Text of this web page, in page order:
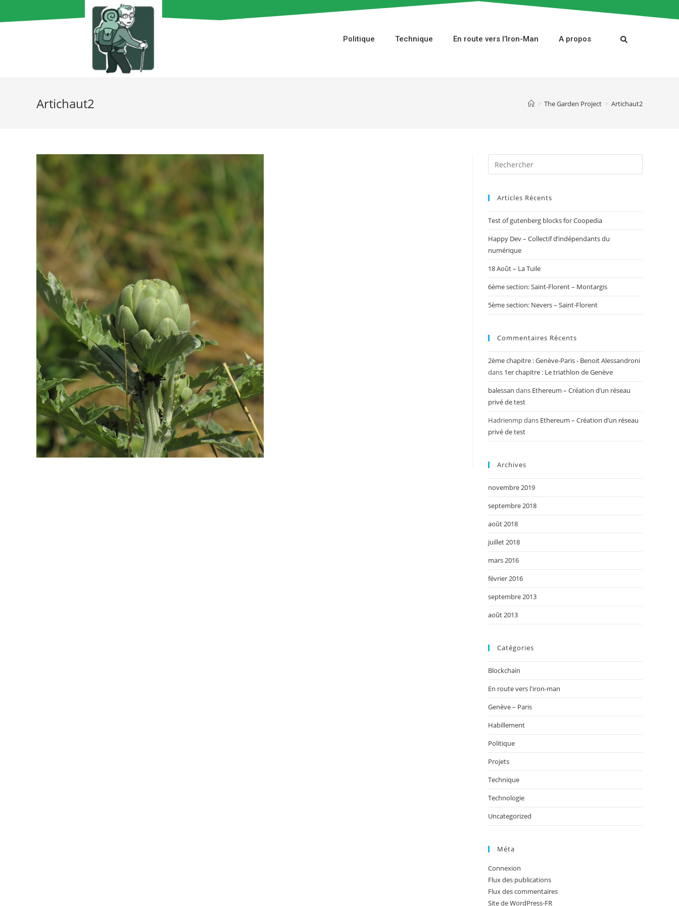
Politique Technique En route vers l’Iron-Man A propos
Artichaut2 > The Garden Project > Artichaut2
Articles Récents
Test of gutenberg blocks for Coopedia
Happy Dev – Collectif d’indépendants du
numérique
18 Août – La Tuile
6ème section: Saint-Florent – Montargis
5ème section: Nevers – Saint-Florent
Commentaires Récents
2ème chapitre : Genève-Paris - Benoit Alessandroni
dans 1er chapitre : Le triathlon de Genève
balessan dans Ethereum – Création d’un réseau
privé de test
Hadrienmpdans Ethereum – Création d’un réseau
privé de test
Archives
novembre 2019
septembre 2018
août 2018
juillet 2018
mars 2016
février 2016
septembre 2013
août 2013
Catégories
Blockchain
En route vers l'iron-man
Genève – Paris
Habillement
Politique
Projets
Technique
Technologie
Uncategorized
Méta
Connexion
Flux des publications
Flux des commentaires
Site de WordPress-FR